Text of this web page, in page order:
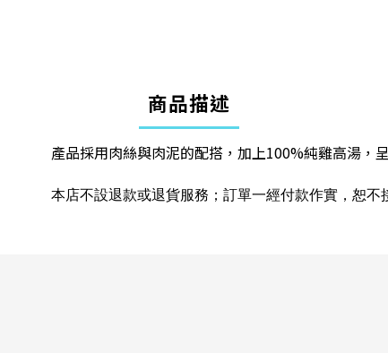
商品描述
產品採用肉絲與肉泥的配搭，加上100%純雞高湯，
本店不設退款或退貨服務；訂單一經付款作實，恕不